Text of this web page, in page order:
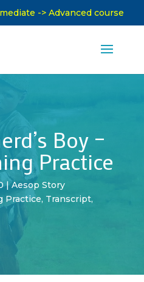
-> Advanced course
Boy –
Practice
|Aesop Story
Practice, Transcript,